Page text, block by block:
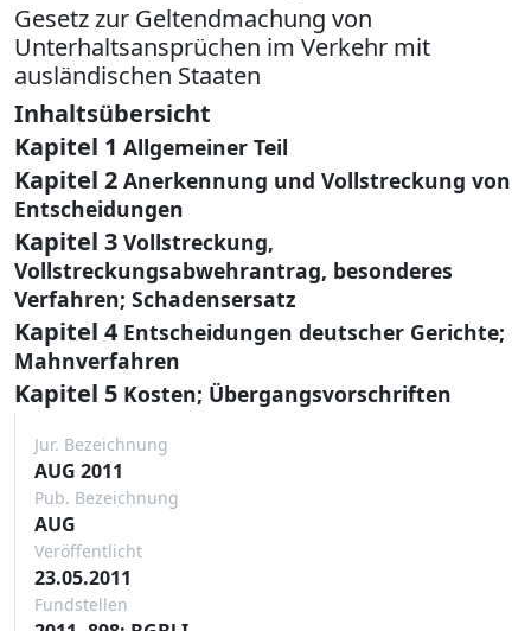
Gesetz zur Geltendmachung von
Unterhaltsansprüchen im Verkehr mit
ausländischen Staaten
Inhaltsübersicht
Kapitel 1 Allgemeiner Teil
Kapitel 2 Anerkennung und Vollstreckung von
Entscheidungen
Kapitel 3 Vollstreckung,
Vollstreckungsabwehrantrag, besonderes
Verfahren; Schadensersatz
Kapitel 4 Entscheidungen deutscher Gerichte;
Mahnverfahren
Kapitel 5 Kosten; Übergangsvorschriften
Jur. Bezeichnung
AUG 2011
Pub. Bezeichnung
AUG
Veröffentlicht
23.05.2011
Fundstellen